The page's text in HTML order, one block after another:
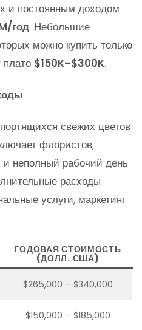
и постоянным доходом
год. Небольшие
можно купить только
$150K–$300K.
свежих цветов
флористов,
неполный рабочий день
расходы
услуги, маркетинг
ГОДОВАЯ СТОИМОСТЬ
(ДОЛЛ. США)
$265,000 – $340,000
$150,000 – $185,000